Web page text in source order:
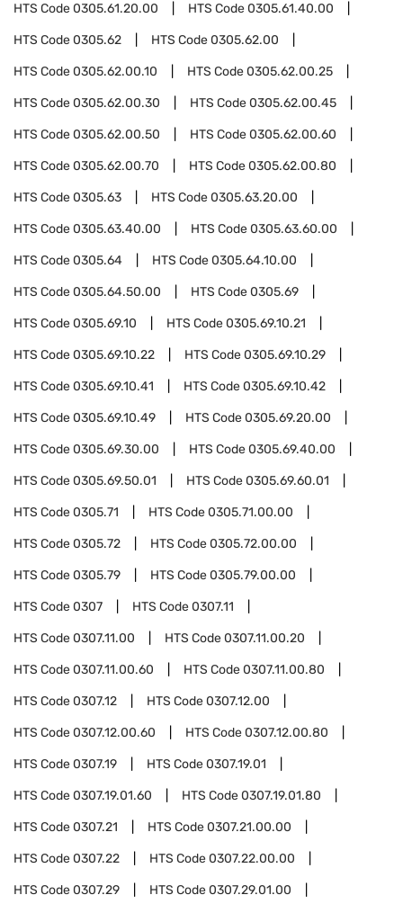
HTS Code0305.61.20.00 HTS Code0305.61.40.00
HTS Code0305.62 HTS Code0305.62.00
HTS Code0305.62.00.10 HTS Code0305.62.00.25
HTS Code0305.62.00.30 HTS Code0305.62.00.45
HTS Code0305.62.00.50 HTS Code0305.62.00.60
HTS Code0305.62.00.70 HTS Code0305.62.00.80
HTS Code0305.63 HTS Code0305.63.20.00
HTS Code0305.63.40.00 HTS Code0305.63.60.00
HTS Code0305.64 HTS Code0305.64.10.00
HTS Code0305.64.50.00 HTS Code0305.69
HTS Code0305.69.10 HTS Code0305.69.10.21
HTS Code0305.69.10.22 HTS Code0305.69.10.29
HTS Code0305.69.10.41 HTS Code0305.69.10.42
HTS Code0305.69.10.49 HTS Code0305.69.20.00
HTS Code0305.69.30.00 HTS Code0305.69.40.00
HTS Code0305.69.50.01 HTS Code0305.69.60.01
HTS Code0305.71 HTS Code0305.71.00.00
HTS Code0305.72 HTS Code0305.72.00.00
HTS Code0305.79 HTS Code0305.79.00.00
HTS Code0307 HTS Code0307.11
HTS Code0307.11.00 HTS Code0307.11.00.20
HTS Code0307.11.00.60 HTS Code0307.11.00.80
HTS Code0307.12 HTS Code0307.12.00
HTS Code0307.12.00.60 HTS Code0307.12.00.80
HTS Code0307.19 HTS Code0307.19.01
HTS Code0307.19.01.60 HTS Code0307.19.01.80
HTS Code0307.21 HTS Code0307.21.00.00
HTS Code0307.22 HTS Code0307.22.00.00
HTS Code0307.29 HTS Code0307.29.01.00